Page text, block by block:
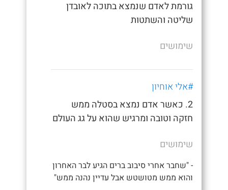
גורמת לאדם שנמצא בתוכה לאובדן
שליטה והשתטות
שימושים
#אלי אוחיון
2. כאשר אדם נמצא בסטלה ממש
חזקה וטובה ומרגיש שהוא על גג העולם
שימושים
- "שחבר אחרי סיבוב ברים הגיע לבר האחרון
והוא ממש מטושטש אבל עדיין נהנה ממש"